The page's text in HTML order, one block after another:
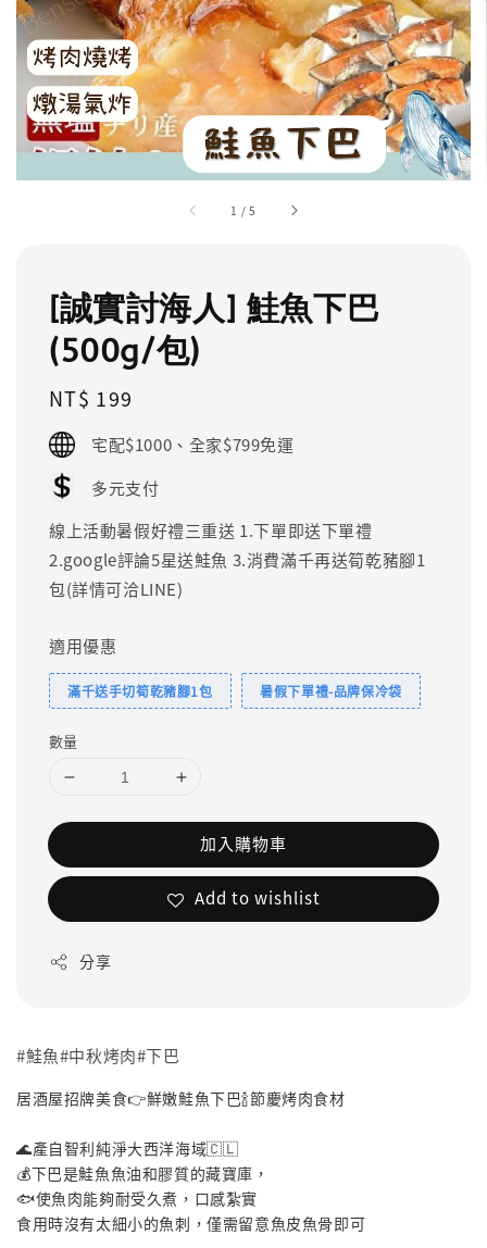
1 /5
[誠實討海人] 鮭魚下巴
(500g/包)
Regular
price
NT$ 199
宅配$1000、全家$799免運
多元支付
線上活動暑假好禮三重送 1.下單即送下單禮
2.google評論5星送鮭魚 3.消費滿千再送筍乾豬腳1
包(詳情可洽LINE)
適用優惠
滿千送手切筍乾豬腳1包 暑假下單禮-品牌保冷袋
數量
加入購物車
Add to wishlist
分享
#鮭魚#中秋烤肉#下巴
居酒屋招牌美食👉鮮嫩鮭魚下巴🍾節慶烤肉食材
🌊產自智利純淨大西洋海域🇨🇱
💰下巴是鮭魚魚油和膠質的藏寶庫，
🐟使魚肉能夠耐受久煮，口感紮實
食用時沒有太細小的魚刺，僅需留意魚皮魚骨即可